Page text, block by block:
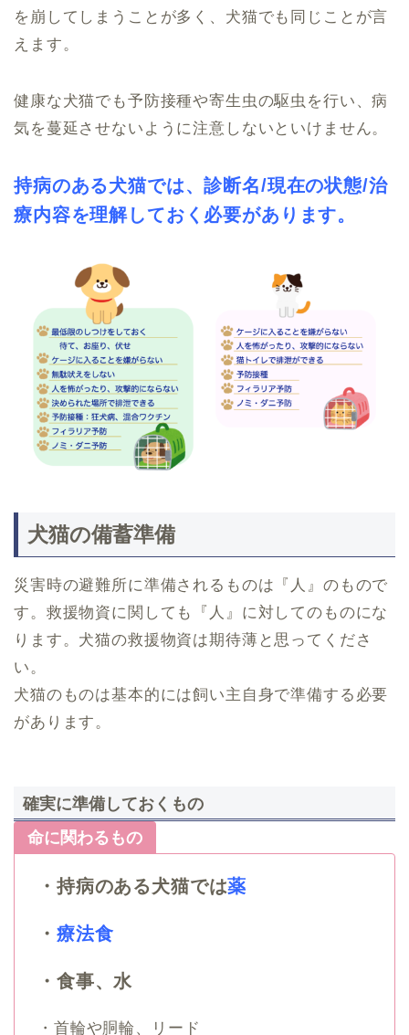
を崩してしまうことが多く、犬猫でも同じことが言
えます。
健康な犬猫でも予防接種や寄生虫の駆虫を行い、病
気を蔓延させないように注意しないといけません。
持病のある犬猫では、診断名/現在の状態/治
療内容を理解しておく必要があります。
犬猫の備蓄準備
災害時の避難所に準備されるものは『人』のもので
す。救援物資に関しても『人』に対してのものにな
ります。犬猫の救援物資は期待薄と思ってくださ
い。
犬猫のものは基本的には飼い主自身で準備する必要
があります。
確実に準備しておくもの
命に関わるもの
・持病のある犬猫では薬
・ 療法食
・食事、水
・首輪や胴輪、リード